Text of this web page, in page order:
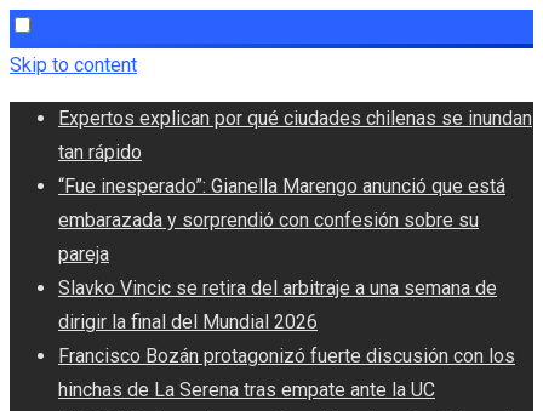
Skip to content
Expertos explican por qué ciudades chilenas se inundan
tan rápido
“Fue inesperado”: Gianella Marengo anunció que está
embarazada y sorprendió con confesión sobre su
pareja
Slavko Vincic se retira del arbitraje a una semana de
dirigir la final del Mundial 2026
Francisco Bozán protagonizó fuerte discusión con los
hinchas de La Serena tras empate ante la UC